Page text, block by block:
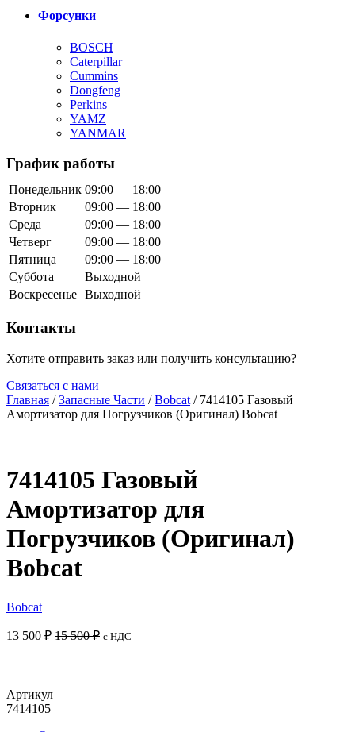
Форсунки
BOSCH
Caterpillar
Cummins
Dongfeng
Perkins
YAMZ
YANMAR
График работы
Понедельник 09:00 — 18:00
Вторник
09:00 — 18:00
Среда
09:00 — 18:00
Четверг
09:00 — 18:00
Пятница
09:00 — 18:00
Суббота
Выходной
Воскресенье Выходной
Контакты
Хотите отправить заказ или получить консультацию?
Связаться с нами
Главная /Запасные Части /Bobcat / 7414105 Газовый
Aмортизатор для Погрузчиков (Оригинал) Bobcat
7414105 Газовый
Aмортизатор для
Погрузчиков (Оригинал)
Bobcat
Bobcat
13 500 ₽ 15 500₽ с НДС
Артикул
7414105